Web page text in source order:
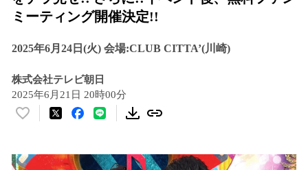
ミーティング開催決定!!
2025年6月24日(火) 会場:CLUB CITTA’(川崎)
株式会社テレビ朝日
2025年6月21日 20時00分
い
！